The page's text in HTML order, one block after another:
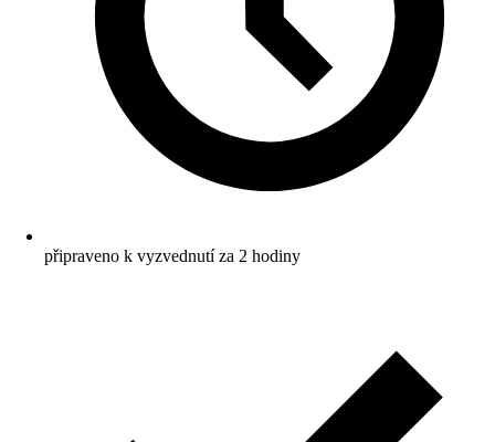
připraveno k vyzvednutí za 2 hodiny